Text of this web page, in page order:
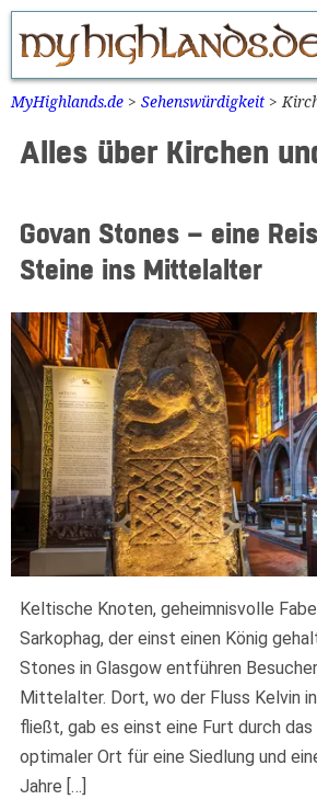
Zum
Inhalt
springen
MyHighlands.de > Sehenswürdigkeit >
Alles über Kirchen
Govan Stones – eine
Steine ins Mittelalter
Keltische Knoten, geheimnisvolle
Sarkophag, der einst einen König
Stones in Glasgow entführen
Mittelalter. Dort, wo der Fluss Kelvin
fließt, gab es einst eine Furt durch das
optimaler Ort für eine Siedlung und
Jahre […]